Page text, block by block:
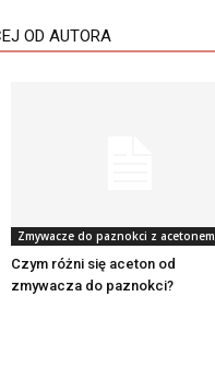
OD AUTORA
Zmywacze do paznokci z acetonem
Czym różni się aceton od
zmywacza do paznokci?